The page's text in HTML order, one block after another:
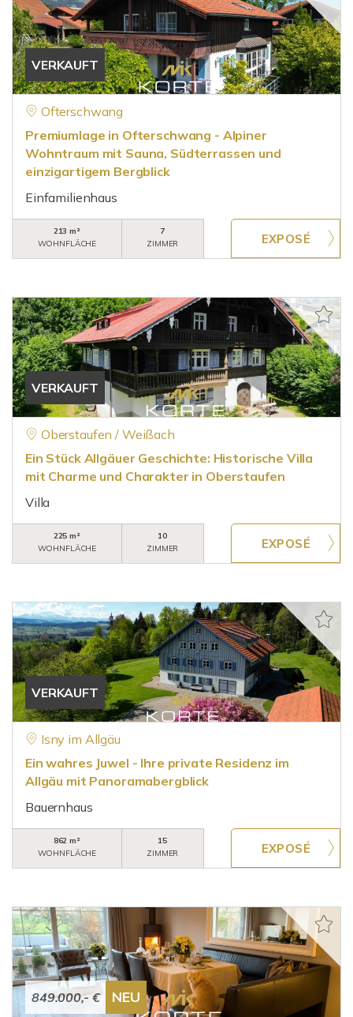
VERKAUFT
Ofterschwang
Premiumlage in Ofterschwang - Alpiner
Wohntraum mit Sauna, Südterrassen und
einzigartigem Bergblick
Einfamilienhaus
213 m²
WOHNFLÄCHE
7
ZIMMER
VERKAUFT
Oberstaufen / Weißach
Ein Stück Allgäuer Geschichte: Historische Villa
mit Charme und Charakter in Oberstaufen
Villa
225 m²
WOHNFLÄCHE
10
ZIMMER
VERKAUFT
Isny im Allgäu
Ein wahres Juwel - Ihre private Residenz im
Allgäu mit Panoramabergblick
Bauernhaus
862 m²
WOHNFLÄCHE
15
ZIMMER
849.000,- € NEU